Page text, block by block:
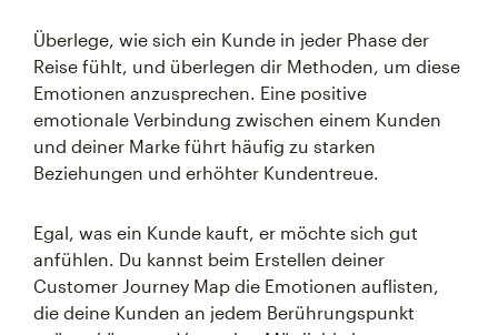
Überlege, wie sich ein Kunde in jeder Phase der
Reise fühlt, und überlegen dir Methoden, um diese
Emotionen anzusprechen. Eine positive
emotionale Verbindung zwischen einem Kunden
und deiner Marke führt häufig zu starken
Beziehungen und erhöhter Kundentreue.
Egal, was ein Kunde kauft, er möchte sich gut
anfühlen. Du kannst beim Erstellen deiner
Customer Journey Map die Emotionen auflisten,
die deine Kunden an jedem Berührungspunkt